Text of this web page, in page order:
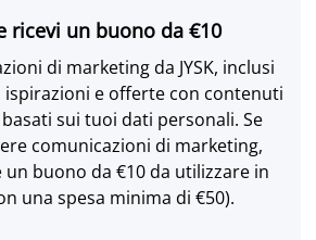
ricevi un buono da €10
di marketing da JYSK, inclusi
ispirazioni e offerte con contenuti
sui tuoi dati personali. Se
comunicazioni di marketing,
un buono da €10 da utilizzare in
una spesa minima di €50).